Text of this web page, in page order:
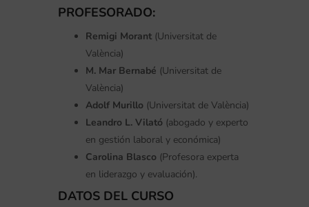
PROFESORADO:
Remigi Morant (Universitat de
València)
M. Mar Bernabé (Universitat de
València)
Adolf Murillo (Universitat de València)
Leandro L. Vilató (abogado y experto
en gestión laboral y económica)
Carolina Blasco (Profesora experta
en liderazgo y evaluación).
DATOS DEL CURSO